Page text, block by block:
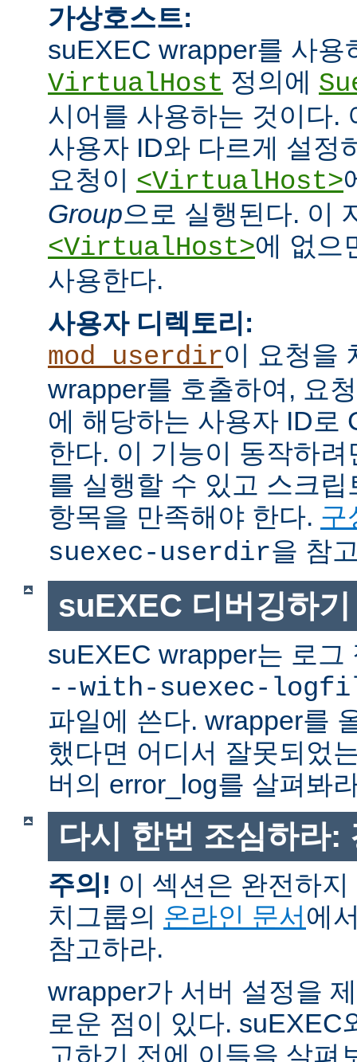
가상호스트:
suEXEC wrapper를 사용
VirtualHost 정의에
시어를 사용하는 것이다.
사용자 ID와 다르게 설정
요청이 <VirtualHost>
Group으로 실행된다. 이
<VirtualHost>에 없으
사용한다.
사용자 디렉토리:
mod_userdir이 요청을
wrapper를 호출하여, 요
에 해당하는 사용자 ID로
한다. 이 기능이 동작하
를 실행할 수 있고 스크
항목을 만족해야 한다. 구
suexec-userdir을 참
suEXEC 디버깅하기
suEXEC wrapper는 로그
--with-suexec-
파일에 쓴다. wrapper를
했다면 어디서 잘못되었
버의 error_log를 살펴봐
다시 한번 조심하라:
주의! 이 섹션은 완전하
치그룹의 온라인 문서에
참고하라.
wrapper가 서버 설정을
로운 점이 있다. suEXEC
고하기 전에 이들을 살펴